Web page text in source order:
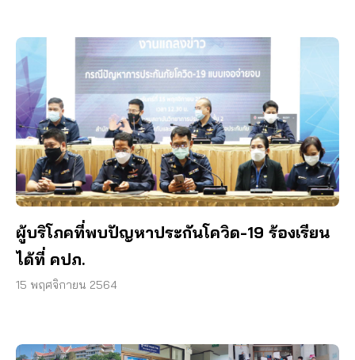
ผู้บริโภคที่พบปัญหาประกันโควิด-19 ร้องเรียน
ได้ที่ คปภ.
15 พฤศจิกายน 2564